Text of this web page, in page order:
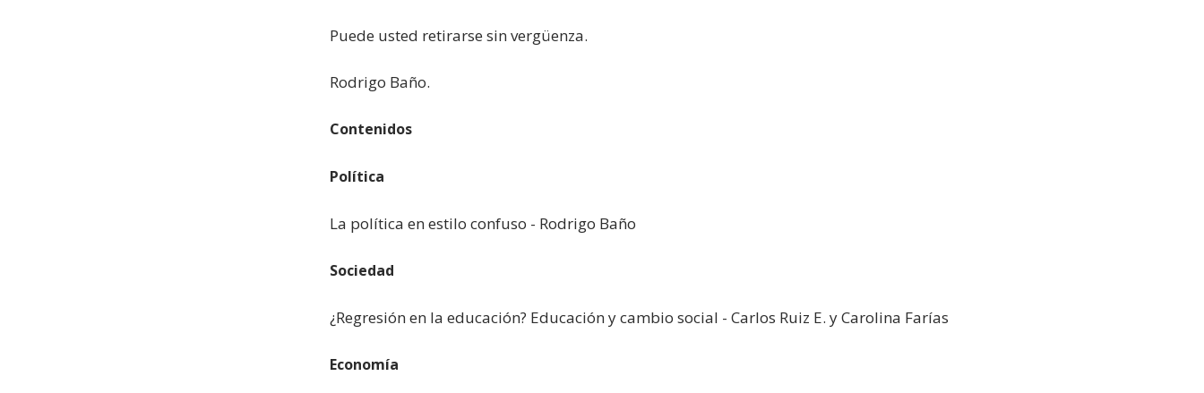
Puede usted retirarse sin vergüenza.
Rodrigo Baño.
Contenidos
Política
La política en estilo confuso - Rodrigo Baño
Sociedad
¿Regresión en la educación? Educación y cambio social - Carlos Ruiz E. y Carolina Farías
Economía